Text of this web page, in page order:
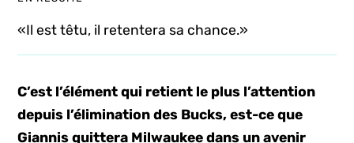
«Il est têtu, il retentera sa chance.»
C’est l’élément qui retient le plus l’attention
depuis l’élimination des Bucks, est-ce que
Giannis quittera Milwaukee dans un avenir